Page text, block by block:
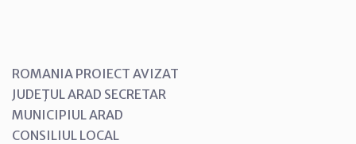
ROMANIA PROIECT AVIZAT
JUDEŢUL ARAD SECRETAR
MUNICIPIUL ARAD
CONSILIUL LOCAL